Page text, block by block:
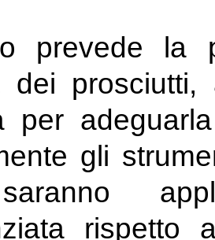
prevede la
dei
per
gli
rispetto